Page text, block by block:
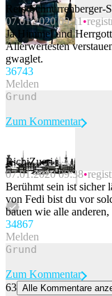
Beitrag melden
Reto Schnurrenberger-
07.01.2020 09:11
Ja Himmel und
Allerwertesten
gwaglet.
36743
Melden
Beitrag melden
Zum Kommentar
RichiZueri
07.01.2020 09:38
Berühmt sein ist sicher
von Fedi bist du vor
bauen wie alle
34867
Melden
Zum Kommentar
63 Alle Kommentare